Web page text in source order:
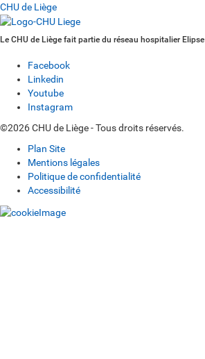
CHU de Liège
Le CHU de Liège fait partie du réseau hospitalier Elipse
Facebook
Linkedin
Youtube
Instagram
©2026 CHU de Liège - Tous droits réservés.
Plan Site
Mentions légales
Politique de confidentialité
Accessibilité